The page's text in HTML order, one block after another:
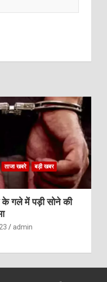
ताजा खबरे
बड़ी खबर
के गले में पड़ी सोने की
admin